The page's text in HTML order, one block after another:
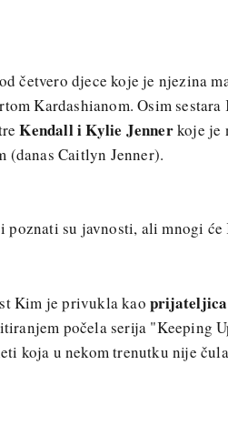
četvero djece koje je njezina
Kardashianom. Osim
Kendall i Kylie Jennerkoje je
(danas Caitlyn Jenner).
su javnosti, ali mnogi
Kim je privukla kao
počela serija "Keeping
koja u nekom trenutku nije